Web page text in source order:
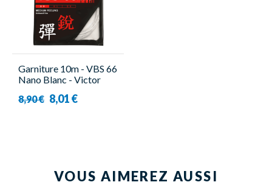
Garniture 10m - VBS 66
Nano Blanc - Victor
8,90 € 8,01 €
VOUS AIMEREZ AUSSI